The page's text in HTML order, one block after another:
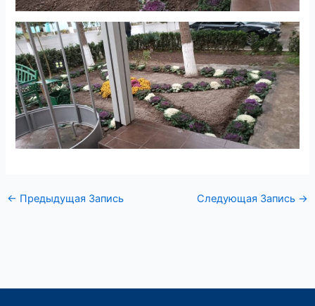
← Предыдущая Запись Следующая Запись →